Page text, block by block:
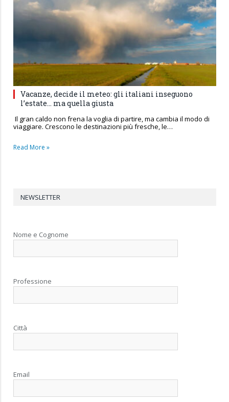
Vacanze, decide il meteo: gli italiani inseguono
l’estate… ma quella giusta
Il gran caldo non frena la voglia di partire, ma cambia il modo di
viaggiare. Crescono le destinazioni più fresche, le…
Read More »
NEWSLETTER
Nome e Cognome
Professione
Città
Email